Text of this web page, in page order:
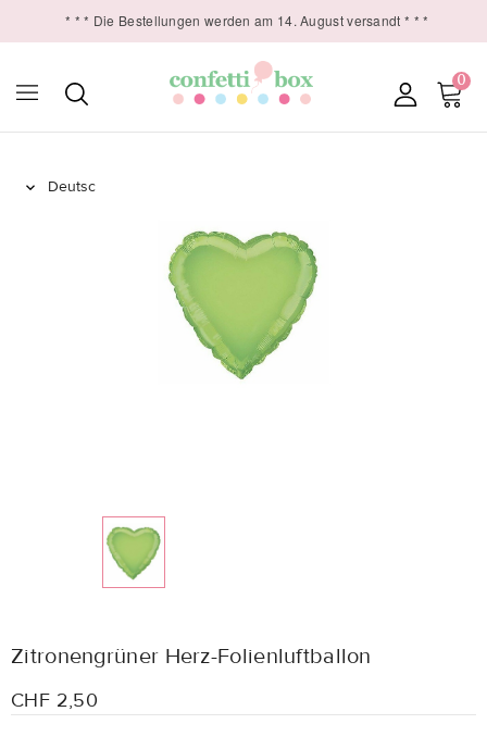
* * * Die Bestellungen werden am 14. August versandt * * *
0

Zitronengrüner Herz-Folienluftballon
CHF 2,50